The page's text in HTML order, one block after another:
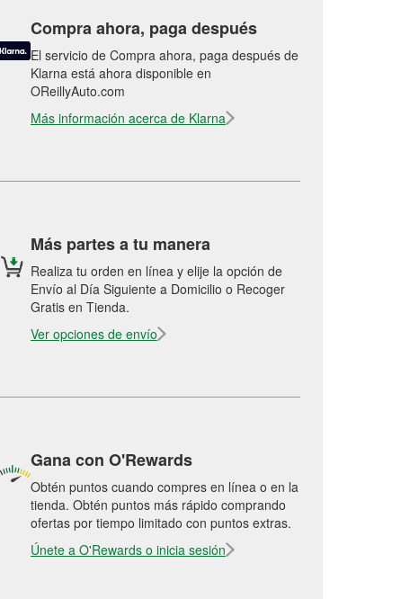
Compra ahora, paga después
El servicio de Compra ahora, paga después de
Klarna está ahora disponible en
OReillyAuto.com
Más información acerca de Klarna
Más partes a tu manera
Realiza tu orden en línea y elije la opción de
Envío al Día Siguiente a Domicilio o Recoger
Gratis en Tienda.
Ver opciones de envío
Gana con O'Rewards
Obtén puntos cuando compres en línea o en la
tienda. Obtén puntos más rápido comprando
ofertas por tiempo limitado con puntos extras.
Únete a O'Rewards o inicia sesión